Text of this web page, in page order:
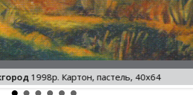
1998р. Картон, пастель, 40х64